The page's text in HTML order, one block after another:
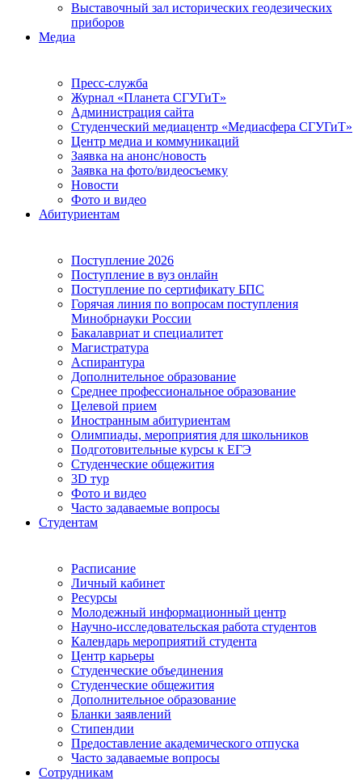
Выставочный зал исторических геодезических
приборов
Медиа
Пресс-служба
Журнал «Планета СГУГиТ»
Администрация сайта
Студенческий медиацентр «Медиасфера СГУГиТ»
Центр медиа и коммуникаций
Заявка на анонс/новость
Заявка на фото/видеосъемку
Новости
Фото и видео
Абитуриентам
Поступление 2026
Поступление в вуз онлайн
Поступление по сертификату БПС
Горячая линия по вопросам поступления
Минобрнауки России
Бакалавриат и специалитет
Магистратура
Аспирантура
Дополнительное образование
Среднее профессиональное образование
Целевой прием
Иностранным абитуриентам
Олимпиады, мероприятия для школьников
Подготовительные курсы к ЕГЭ
Студенческие общежития
3D тур
Фото и видео
Часто задаваемые вопросы
Студентам
Расписание
Личный кабинет
Ресурсы
Молодежный информационный центр
Научно-исследовательская работа студентов
Календарь мероприятий студента
Центр карьеры
Студенческие объединения
Студенческие общежития
Дополнительное образование
Бланки заявлений
Стипендии
Предоставление академического отпуска
Часто задаваемые вопросы
Сотрудникам